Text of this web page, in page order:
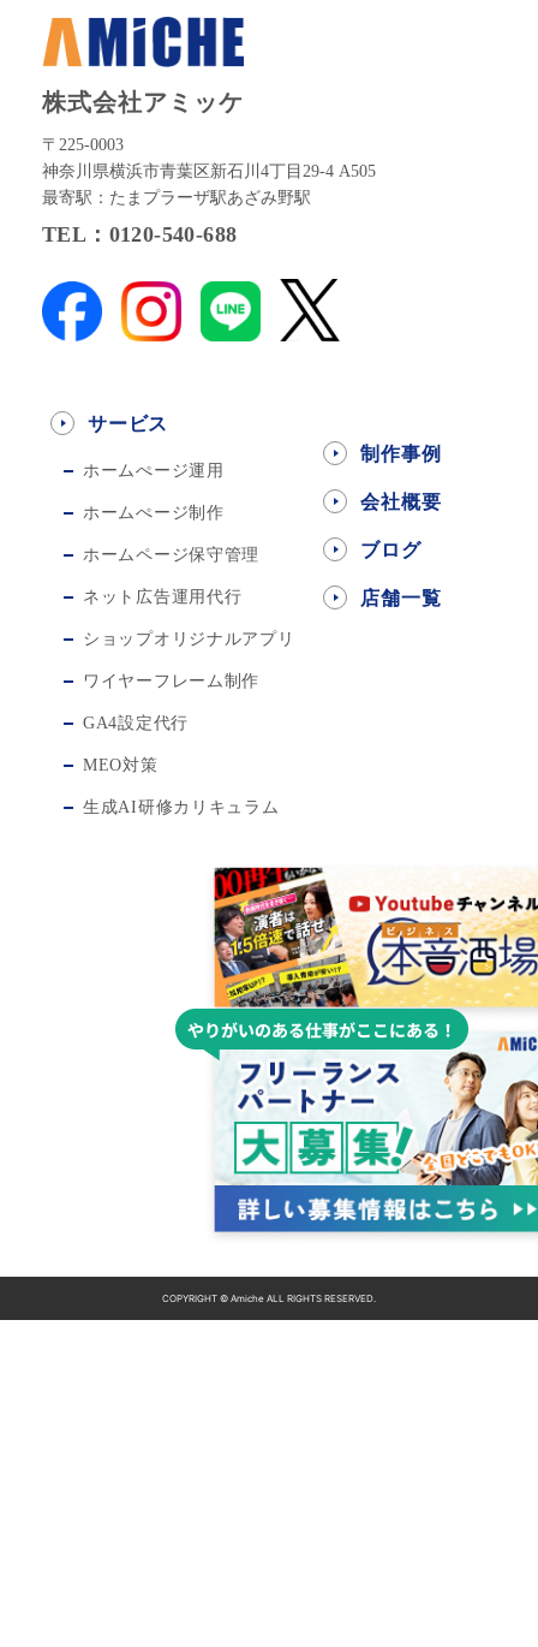
株式会社アミッケ
〒225-0003
神奈川県横浜市青葉区新石川4丁目29-4 A505
最寄駅：たまプラーザ駅あざみ野駅
TEL：0120-540-688
サービス
ホームぺージ運用
ホームぺージ制作
ホームページ保守管理
ネット広告運用代行
ショップオリジナルアプリ
ワイヤーフレーム制作
GA4設定代行
MEO対策
生成AI研修カリキュラム
制作事例
会社概要
ブログ
店舗一覧
COPYRIGHT © Amiche ALL RIGHTS RESERVED.